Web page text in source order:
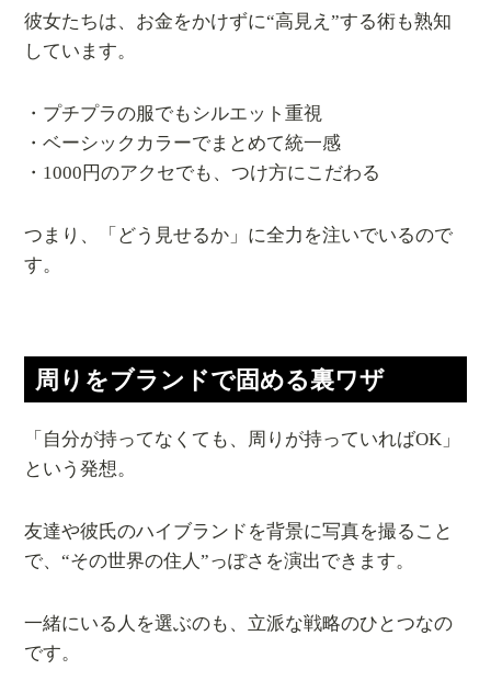
彼女たちは、お金をかけずに“高見え”する術も熟知
しています。
・プチプラの服でもシルエット重視
・ベーシックカラーでまとめて統一感
・1000円のアクセでも、つけ方にこだわる
つまり、「どう見せるか」に全力を注いでいるので
す。
周りをブランドで固める裏ワザ
「自分が持ってなくても、周りが持っていればOK」
という発想。
友達や彼氏のハイブランドを背景に写真を撮ること
で、“その世界の住人”っぽさを演出できます。
一緒にいる人を選ぶのも、立派な戦略のひとつなの
です。